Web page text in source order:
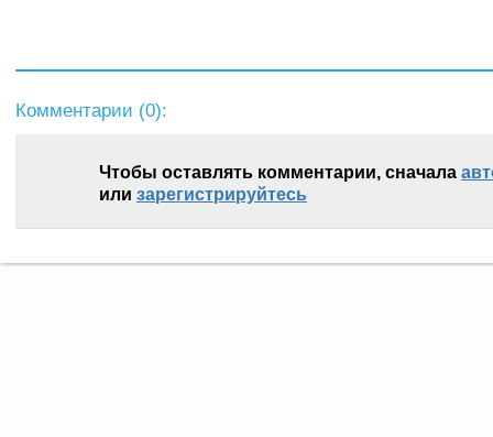
Комментарии (0):
Чтобы оставлять комментарии, сначала
или зарегистрируйтесь